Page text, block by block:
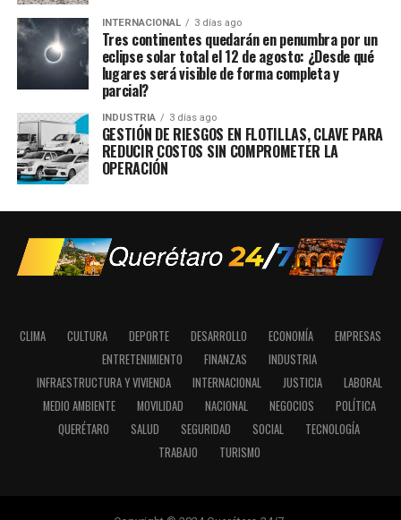
INTERNACIONAL 3 días ago
Tres continentes quedarán en penumbra por un
eclipse solar total el 12 de agosto: ¿Desde qué
lugares será visible de forma completa y
parcial?
INDUSTRIA 3 días ago
GESTIÓN DE RIESGOS EN FLOTILLAS, CLAVE PARA
REDUCIR COSTOS SIN COMPROMETER LA
OPERACIÓN
CLIMA CULTURA DEPORTE DESARROLLO ECONOMÍA
EMPRESAS
ENTRETENIMIENTO
FINANZAS
INDUSTRIA
INFRAESTRUCTURA Y VIVIENDA
INTERNACIONAL JUSTICIA
LABORAL
MEDIO AMBIENTE
MOVILIDAD NACIONAL NEGOCIOS
POLÍTICA
QUERÉTARO
SALUD SEGURIDAD SOCIAL
TECNOLOGÍA
TRABAJO
TURISMO